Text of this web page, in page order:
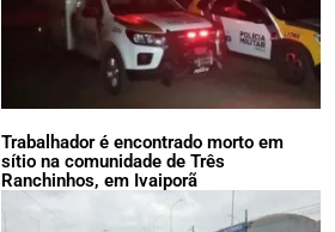
Trabalhador é encontrado morto em
sítio na comunidade de Três
Ranchinhos, em Ivaiporã